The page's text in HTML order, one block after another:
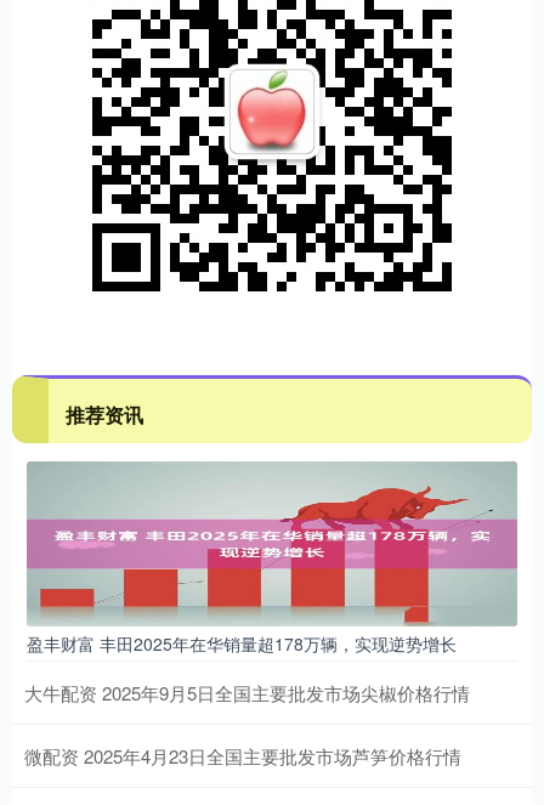
推荐资讯
盈丰财富 丰田2025年在华销量超178万辆，实现逆势增长
大牛配资 2025年9月5日全国主要批发市场尖椒价格行情
微配资 2025年4月23日全国主要批发市场芦笋价格行情